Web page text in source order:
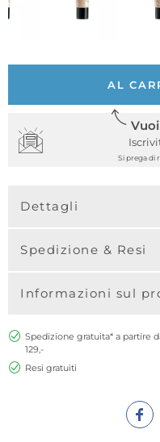
AL
Si prega di
Dettagli
Spedizione & Resi
Informazioni sul
Spedizione gratuita* a partire
129,-
Resi gratuiti